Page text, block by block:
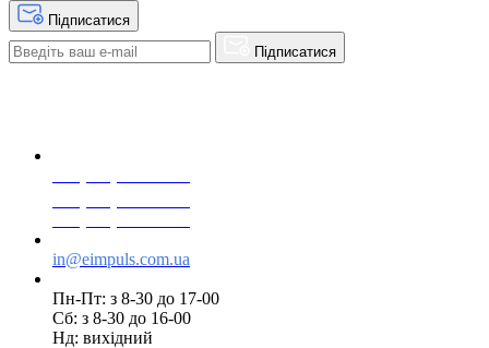
Підписатися
Підписатися
in@eimpuls.com.ua
Пн-Пт: з 8-30 до 17-00
Сб: з 8-30 до 16-00
Нд: вихідний